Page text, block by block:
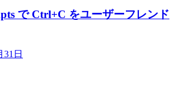
で Ctrl+C をユーザーフレンド
31日